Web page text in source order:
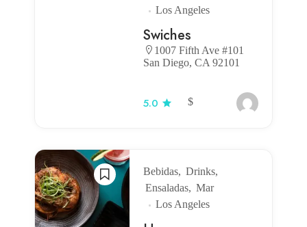
Los Angeles
Swiches
1007 Fifth Ave #101
San Diego, CA 92101
5.0 $
Bebidas
Drinks
Ensaladas
Mar
Los Angeles